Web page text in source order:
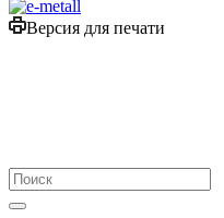
Версия для печати